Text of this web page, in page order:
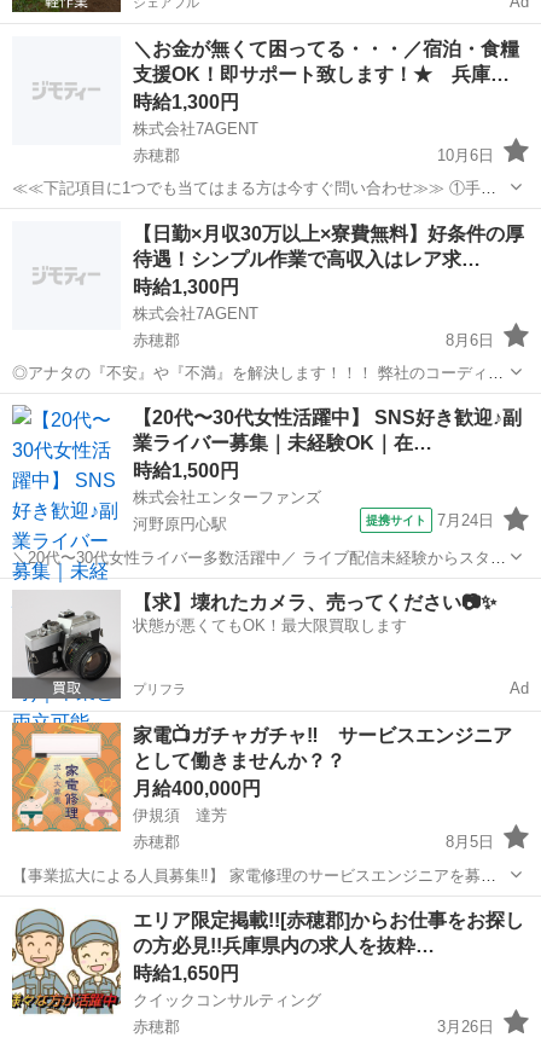
＼お金が無くて困ってる・・・／宿泊・食糧
支援OK！即サポート致します！★ 兵庫…
時給1,300円
株式会社7AGENT
赤穂郡
10月6日
≪≪下記項目に1つでも当てはまる方は今すぐ問い合わせ≫≫ ①手持
ちのお金がほとんど無い ②今日泊まる寝床が無い ③携帯が止まって
る、止まりそう ④今スグ働きたい ⑤いっぱい稼ぎたい 弊社のプロの
コーディネータ...
倉庫 生活支援
【日勤×月収30万以上×寮費無料】好条件の厚
待遇！シンプル作業で高収入はレア求…
時給1,300円
株式会社7AGENT
赤穂郡
8月6日
◎アナタの『不安』や『不満』を解決します！！！ 弊社のコーディネ
ーターが一人一人に徹底的に寄り添い一緒に解決していきます☆ お金
が『無い』 仕事が『無い』 住む家が『無い』 ☆弊社独自の支援サー
ビスで全面的にサ...
兵庫 工場 時給
【20代〜30代女性活躍中】 SNS好き歓迎♪副
業ライバー募集｜未経験OK｜在…
時給1,500円
株式会社エンターファンズ
河野原円心駅
提携サイト 7月24日
＼20代〜30代女性ライバー多数活躍中／ ライブ配信未経験からスター
トした方がほとんど！ SNSやコミュニケーションが好きな方であれば
経験は問いません。 【所属特典】 ・専属マネージャーによるサポート
・未経験向け...
兵庫 赤穂郡 河野原円心駅
【求】壊れたカメラ、売ってください📷✨
状態が悪くてもOK！最大限買取します
プリフラ Ad
家電📺ガチャガチャ‼️ サービスエンジニア
として働きませんか？？
月給400,000円
伊規須 達芳
赤穂郡
8月5日
【事業拡大による人員募集‼️】 家電修理のサービスエンジニアを募集
です。 やればやるだけ収入アップ！ 正社員経験がない方でも活躍され
ております！ ・仕事内容 個人宅に出張。電化製品全般の修理業務を行
います。 ...
兵庫 その他 ガチャガチャ
エリア限定掲載!![赤穂郡]からお仕事をお探し
の方必見!!兵庫県内の求人を抜粋…
時給1,650円
クイックコンサルティング
赤穂郡
3月26日